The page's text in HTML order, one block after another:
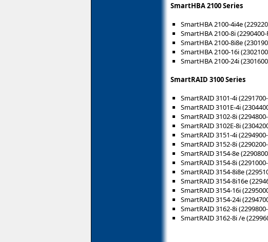
SmartHBA 2100 Series
SmartHBA 2100-4i4e
SmartHBA 2100-8i (2290400-
SmartHBA 2100-8i8e
SmartHBA 2100-16i
SmartHBA 2100-24i
SmartRAID 3100 Series
SmartRAID 3101-4i
SmartRAID 3101E-4i
SmartRAID 3102-8i
SmartRAID 3102E-8i
SmartRAID 3151-4i
SmartRAID 3152-8i
SmartRAID 3154-8e
SmartRAID 3154-8i
SmartRAID 3154-8i8e
SmartRAID 3154-8i16e
SmartRAID 3154-16i
SmartRAID 3154-24i
SmartRAID 3162-8i
SmartRAID 3162-8i /e